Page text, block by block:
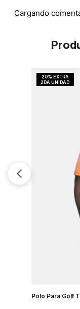
Cargando
Polo Para Golf